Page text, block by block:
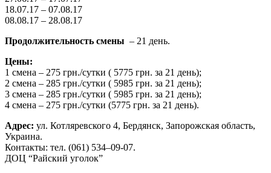
18.07.17 – 07.08.17
08.08.17 – 28.08.17
Продолжительность смены – 21 день.
Цены:
1 смена – 275 грн./сутки ( 5775 грн. за 21 день);
2 смена – 285 грн./сутки ( 5985 грн. за 21 день);
3 смена – 285 грн./сутки ( 5985 грн. за 21 день);
4 смена – 275 грн./сутки (5775 грн. за 21 день).
Адрес: ул. Котляревского 4, Бердянск, Запорожская область,
Украина.
Контакты: тел. (061) 534–09-07.
ДОЦ “Райский уголок”